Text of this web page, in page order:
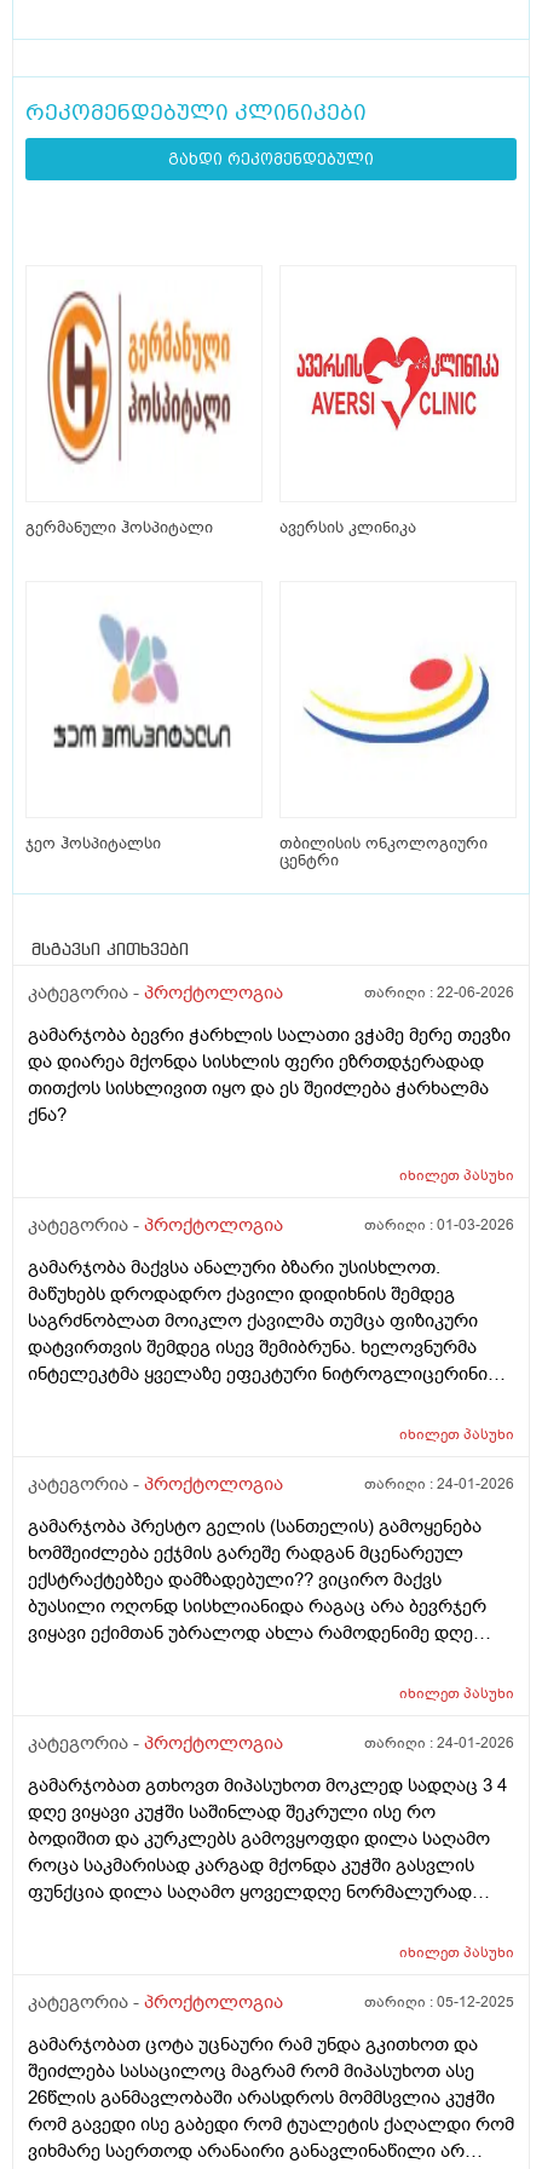
რეკომენდებული კლინიკები
გახდი რეკომენდებული
გერმანული ჰოსპიტალი ავერსის კლინიკა
ჯეო ჰოსპიტალსი
თბილისის ონკოლოგიური
ცენტრი
მსგავსი კითხვები
კატეგორია - პროქტოლოგია თარიღი :22-06-2026
გამარჯობა ბევრი ჭარხლის სალათი ვჭამე მერე თევზი
და დიარეა მქონდა სისხლის ფერი ეზრთდჯერადად
თითქოს სისხლივით იყო და ეს შეიძლება ჭარხალმა
ქნა?
იხილეთპასუხი
კატეგორია - პროქტოლოგია თარიღი :01-03-2026
გამარჯობა მაქვსა ანალური ბზარი უსისხლოთ.
მაწუხებს დროდადრო ქავილი დიდიხნის შემდეგ
საგრძნობლათ მოიკლო ქავილმა თუმცა ფიზიკური
დატვირთვის შემდეგ ისევ შემიბრუნა. ხელოვნურმა
ინტელეკტმა ყველაზე ეფეკტური ნიტროგლიცერინის
და ზოგადად დიდი სიმწირეა წამლების ამ თემაზე
წამალი თუ იცით ქართულ აფთიაქებში რომ ვიყიდო
იხილეთპასუხი
კატეგორია - პროქტოლოგია თარიღი :24-01-2026
გამარჯობა პრესტო გელის (სანთელის) გამოყენება
ხომშეიძლება ექჯმის გარეშე რადგან მცენარეულ
ექსტრაქტებზეა დამზადებული?? ვიცირო მაქვს
ბუასილი ოღონდ სისხლიანიდა რაგაც არა ბევრჯერ
ვიყავი ექიმთან უბრალოდ ახლა რამოდენიმე დღე
გამიღიზიანა და კუჭში გასვლის შემდეგ დილა საღამო
იხილეთპასუხი
კატეგორია - პროქტოლოგია თარიღი :24-01-2026
გამარჯობათ გთხოვთ მიპასუხოთ მოკლედ სადღაც 3 4
დღე ვიყავი კუჭში საშინლად შეკრული ისე რო
ბოდიშით და კურკლებს გამოვყოფდი დილა საღამო
როცა საკმარისად კარგად მქონდა კუჭში გასვლის
ფუნქცია დილა საღამო ყოველდღე ნორმალურად
საწინაღმდეგო წამალი დაარ მიშველა შემდეგ დავლიე
და მომიწესრიგა შედარებიით უბრალოდ ის არის რომ
ყავისფერში იყო შერეული და მეორე ყვითელი ..
ნახშირის აბებიარ დამილევია რო შავი ფერი მიეცა და
არც სისხლიანი არმაქვს განავალი ეს ალბად დიდხანს
შეკრულობის ბრალია თუ ვიტამინს რომელსაც ვიღებ
მულტივიტაკინებს ამვილაბისას რომელიც ასევე შავი
იხილეთპასუხი
კატეგორია - პროქტოლოგია თარიღი :05-12-2025
გამარჯობათ ცოტა უცნაური რამ უნდა გკითხოთ და
შეიძლება სასაცილოც მაგრამ რომ მიპასუხოთ ასე
26წლის განმავლობაში არასდროს მომმსვლია კუჭში
რომ გავედი ისე გაბედი რომ ტუალეტის ქაღალდი რომ
ვიხმარე საერთოდ არანაირი განავლინაწილი არ